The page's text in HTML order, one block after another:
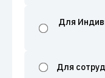
Для
Для